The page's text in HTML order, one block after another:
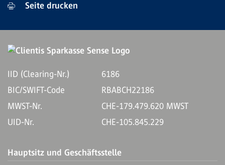
Seite drucken
IID (Clearing-Nr.)
6186
BIC/SWIFT-Code
RBABCH22186
MWST-Nr.
CHE-179.479.620 MWST
UID-Nr.
CHE-105.845.229
Hauptsitz und Geschäftsstelle